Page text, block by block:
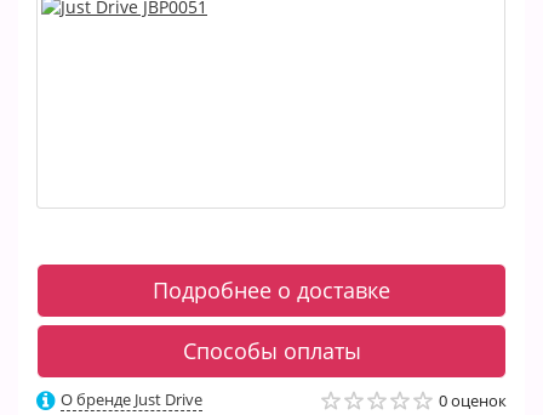
Подробнее о доставке
Способы оплаты
О бренде Just Drive 0 оценок